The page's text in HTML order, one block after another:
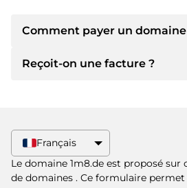
Comment payer un domaine
Après un accord, le titulaire
proposera Paypal ou d'autres
paiement.
Veuillez toujours mentionner
Reçoit-on une facture ?
élevé, vous recevrez
vente supplémentaire si vous
Français
Le domaine 1m8.de est proposé
de domaines . Ce formulaire